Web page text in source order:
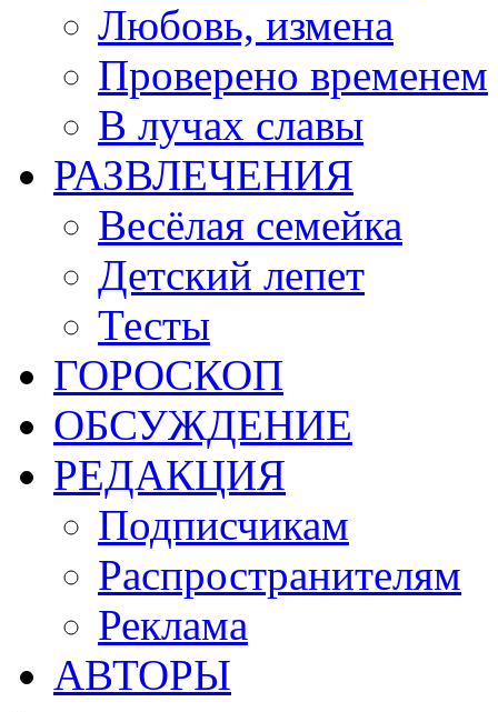
Любовь, измена
Проверено временем
В лучах славы
РАЗВЛЕЧЕНИЯ
Весёлая семейка
Детский лепет
Тесты
ГОРОСКОП
ОБСУЖДЕНИЕ
РЕДАКЦИЯ
Подписчикам
Распространителям
Реклама
АВТОРЫ